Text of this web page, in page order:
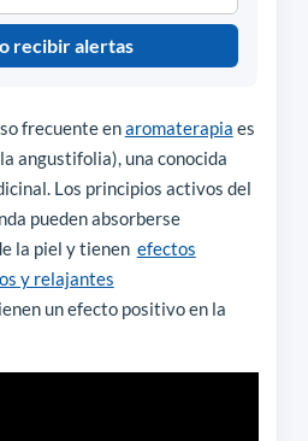
recibir alertas
frecuente enaromaterapia es
angustifolia), una conocida
Los principios activos del
pueden absorberse
la piel y tienen efectos
y relajantes
un efecto positivo en la